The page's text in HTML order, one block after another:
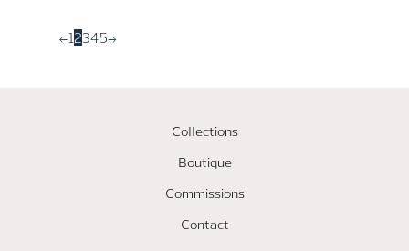
←12345→
Collections
Boutique
Commissions
Contact